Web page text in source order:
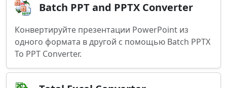
Batch PPT and PPTX Converter
Конвертируйте презентации PowerPoint из
одного формата в другой с помощью Batch PPTX
To PPT Converter.